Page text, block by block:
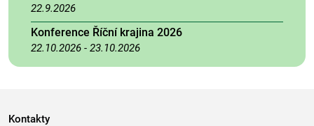
22.9.2026
Konference Říční krajina 2026
22.10.2026 - 23.10.2026
Kontakty